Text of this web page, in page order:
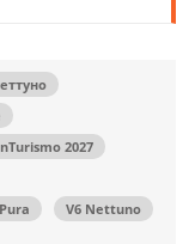
2027
V6 Nettuno